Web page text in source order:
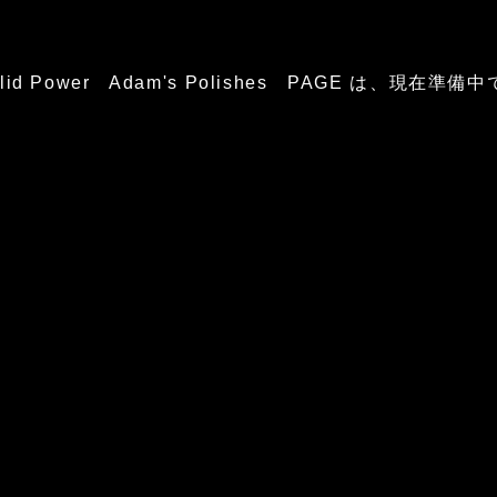
Power Adam's Polishes PAGE は、現在準備中